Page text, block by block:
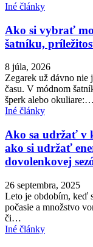
Iné články
Ako si vybrať
šatníku,
8 júla, 2026
Zegarek už dávno nie
času. V módnom
šperk alebo okuliare:…
Iné články
Ako sa udržať v
ako si udržať
dovolenkovej
26 septembra, 2025
Leto je obdobím, keď
počasie a množstvo
či…
Iné články